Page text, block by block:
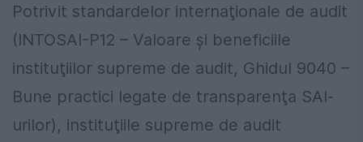
Potrivit standardelor internaţionale de audit
(INTOSAI-P12 – Valoare şi beneficiile
instituţiilor supreme de audit, Ghidul 9040 –
Bune practici legate de transparenţa SAI-
urilor), instituţiile supreme de audit